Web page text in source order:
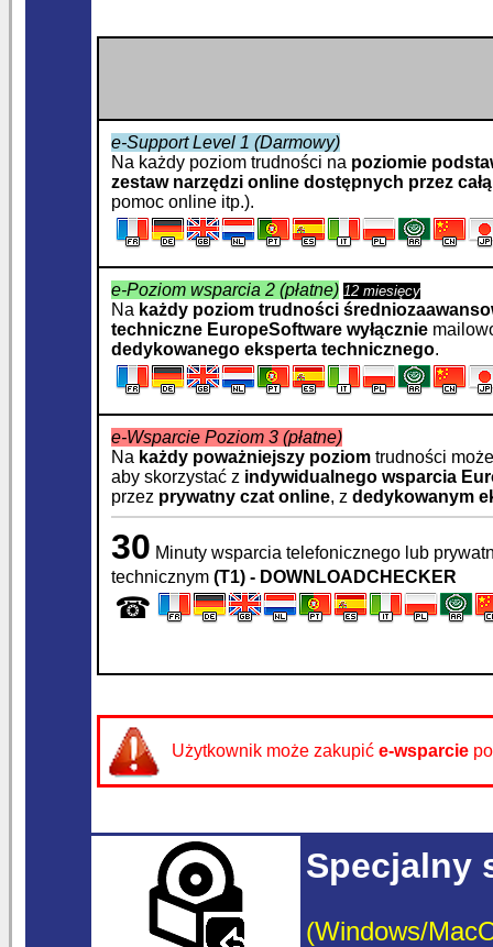
e-Support Level 1 (Darmowy)
Na każdy poziom trudności na poziomie
zestaw narzędzi online dostępnych przez całą
pomoc online itp.).
e-Poziom wsparcia 2 (płatne) 12 miesięcy
Na każdy poziom trudności
techniczne EuropeSoftware wyłącznie
dedykowanego eksperta technicznego.
e-Wsparcie Poziom 3 (płatne)
Na każdy poważniejszy poziom trudności
aby skorzystać z indywidualnego wsparcia
przez prywatny czat online, z dedykowanym
30 Minuty wsparcia telefonicznego lub
technicznym (T1) - DOWNLOADCHECKER
☎
Użytkownik może zakupić e-wsparcie
Specjalny
(Windows/